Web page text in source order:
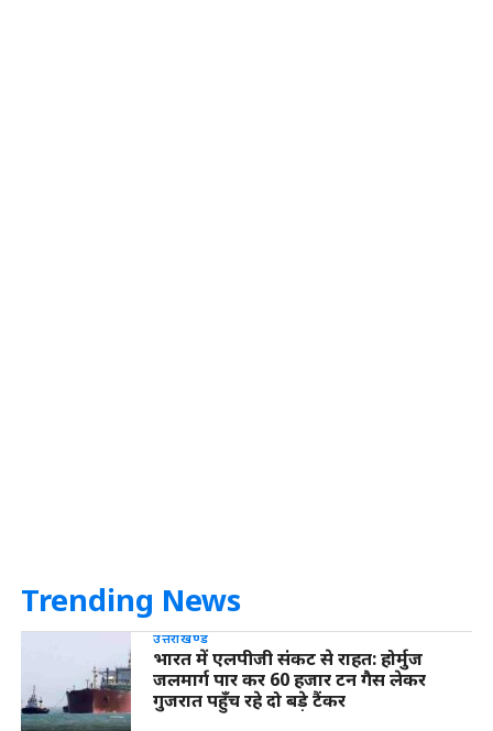
Trending News
उत्तराखण्ड
भारत में एलपीजी संकट से राहत: होर्मुज
जलमार्ग पार कर 60 हजार टन गैस लेकर
गुजरात पहुँच रहे दो बड़े टैंकर